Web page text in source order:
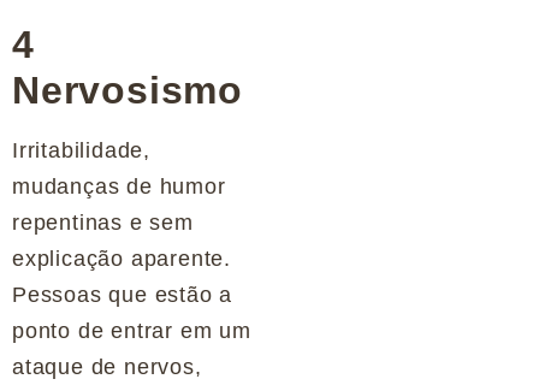
4
Nervosismo
Irritabilidade,
mudanças de humor
repentinas e sem
explicação aparente.
Pessoas que estão a
ponto de entrar em um
ataque de nervos,